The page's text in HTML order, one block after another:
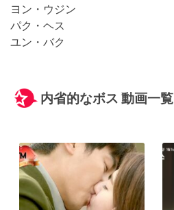
ヨン・ウジン
パク・ヘス
ユン・バク
内省的なボス 動画一覧